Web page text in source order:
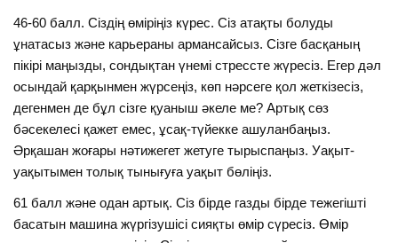
46-60 балл. Сіздің өміріңіз күрес. Сіз атақты болуды
ұнатасыз және карьераны армансайсыз. Сізге басқаның
пікірі маңызды, сондықтан үнемі стрессте жүресіз. Егер дәл
осындай қарқынмен жүрсеңіз, көп нәрсеге қол жеткізесіз,
дегенмен де бұл сізге қуаныш әкеле ме? Артық сөз
бәсекелесі қажет емес, ұсақ-түйекке ашуланбаңыз.
Әрқашан жоғары нәтижегет жетуге тырыспаңыз. Уақыт-
уақытымен толық тынығуға уақыт бөліңіз.
61 балл және одан артық. Сіз бірде газды бірде тежегішті
басатын машина жүргізушісі сияқты өмір сүресіз. Өмір